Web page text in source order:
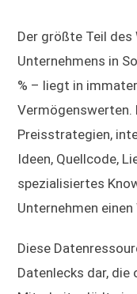
Der größte Teil des
Unternehmens in
% – liegt in
Vermögenswerten.
Preisstrategien,
Ideen, Quellcode,
spezialisiertes
Unternehmen
Diese
Datenlecks dar,